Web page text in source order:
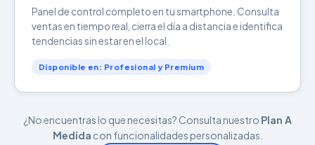
Panel de control completo en tu smartphone. Consulta
ventas en tiempo real, cierra el día a distancia e identifica
tendencias sin estar en el local.
Disponible en: Profesional y Premium
¿No encuentras lo que necesitas? Consulta nuestro Plan A
Medida con funcionalidades personalizadas.